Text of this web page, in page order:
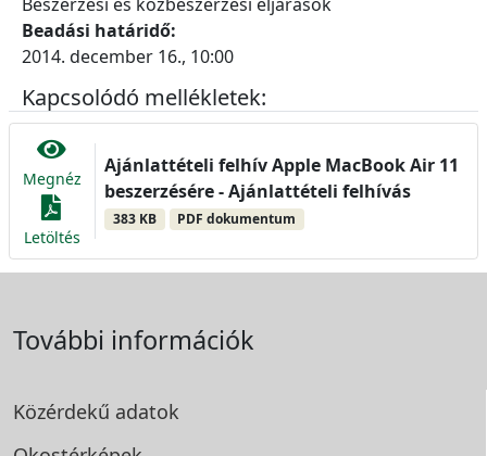
Beadási határidő:
2014. december 16., 10:00
Kapcsolódó mellékletek:
Megnéz
Letöltés
Ajánlattételi felhív Apple MacBook Air 11
beszerzésére - Ajánlattételi felhívás
383 KB PDF dokumentum
További információk
Közérdekű adatok